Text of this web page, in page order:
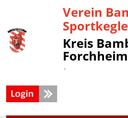
Verein
Kreis
Forchheim
´